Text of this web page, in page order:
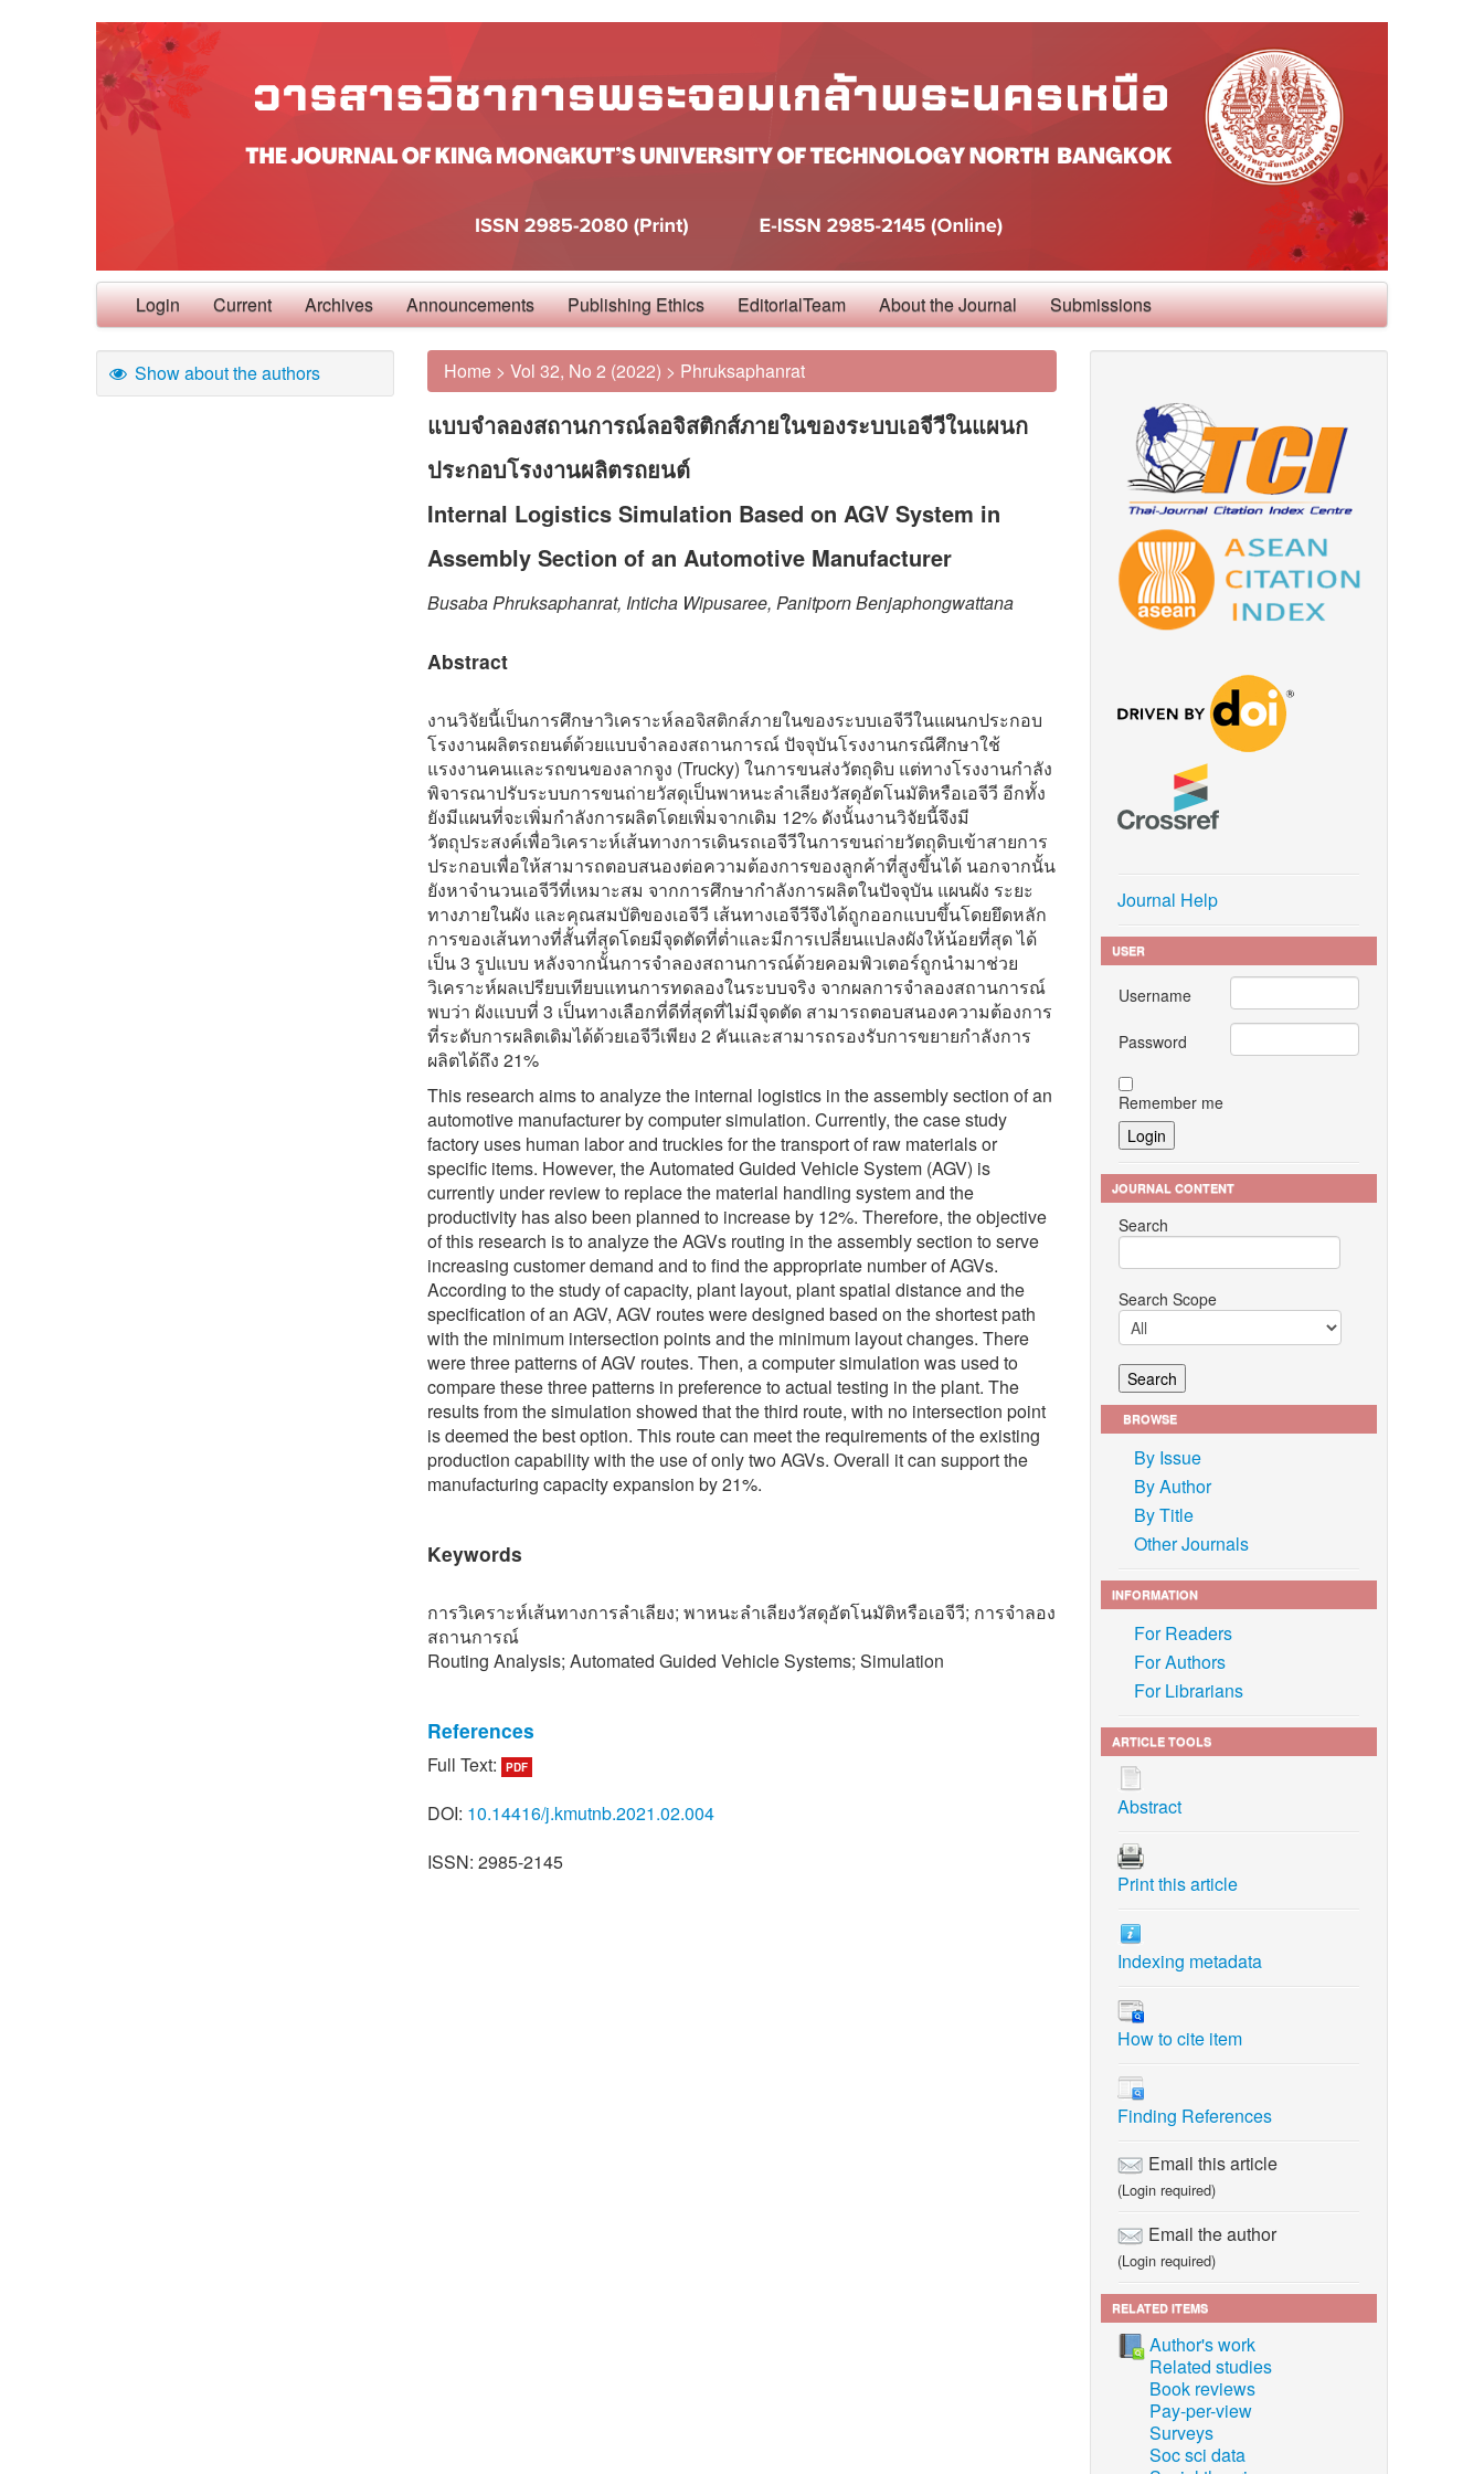
Login Current Archives Announcements Publishing Ethics EditorialTeam About the Journal Submissions
Show about the authors Home > Vol 32, No 2 (2022) > Phruksaphanrat
แบบจำลองสถานการณ์ลอจิสติกส์ภายในของระบบเอจีวีในแผนก
ประกอบโรงงานผลิตรถยนต์
Internal Logistics Simulation Based on AGV System in
Assembly Section of an Automotive Manufacturer
Busaba Phruksaphanrat, Inticha Wipusaree, Panitporn Benjaphongwattana
Abstract
งานวิจัยนี้เป็นการศึกษาวิเคราะห์ลอจิสติกส์ภายในของระบบเอจีวีในแผนกประกอบ
โรงงานผลิตรถยนต์ด้วยแบบจำลองสถานการณ์ ปัจจุบันโรงงานกรณีศึกษาใช้
แรงงานคนและรถขนของลากจูง (Trucky) ในการขนส่งวัตถุดิบ แต่ทางโรงงานกำลัง
พิจารณาปรับระบบการขนถ่ายวัสดุเป็นพาหนะลำเลียงวัสดุอัตโนมัติหรือเอจีวี อีกทั้ง
ยังมีแผนที่จะเพิ่มกำลังการผลิตโดยเพิ่มจากเดิม 12% ดังนั้นงานวิจัยนี้จึงมี
วัตถุประสงค์เพื่อวิเคราะห์เส้นทางการเดินรถเอจีวีในการขนถ่ายวัตถุดิบเข้าสายการ
ประกอบเพื่อให้สามารถตอบสนองต่อความต้องการของลูกค้าที่สูงขึ้นได้ นอกจากนั้น
ยังหาจำนวนเอจีวีที่เหมาะสม จากการศึกษากำลังการผลิตในปัจจุบัน แผนผัง ระยะ
ทางภายในผัง และคุณสมบัติของเอจีวี เส้นทางเอจีวีจึงได้ถูกออกแบบขึ้นโดยยึดหลัก
การของเส้นทางที่สั้นที่สุดโดยมีจุดตัดที่ต่ำและมีการเปลี่ยนแปลงผังให้น้อยที่สุด ได้
เป็น 3 รูปแบบ หลังจากนั้นการจำลองสถานการณ์ด้วยคอมพิวเตอร์ถูกนำมาช่วย
วิเคราะห์ผลเปรียบเทียบแทนการทดลองในระบบจริง จากผลการจำลองสถานการณ์
พบว่า ผังแบบที่ 3 เป็นทางเลือกที่ดีที่สุดที่ไม่มีจุดตัด สามารถตอบสนองความต้องการ
ที่ระดับการผลิตเดิมได้ด้วยเอจีวีเพียง 2 คันและสามารถรองรับการขยายกำลังการ
ผลิตได้ถึง 21%
This research aims to analyze the internal logistics in the assembly section of an
automotive manufacturer by computer simulation. Currently, the case study
factory uses human labor and truckies for the transport of raw materials or
specific items. However, the Automated Guided Vehicle System (AGV) is
currently under review to replace the material handling system and the
productivity has also been planned to increase by 12%. Therefore, the objective
of this research is to analyze the AGVs routing in the assembly section to serve
increasing customer demand and to find the appropriate number of AGVs.
According to the study of capacity, plant layout, plant spatial distance and the
specification of an AGV, AGV routes were designed based on the shortest path
with the minimum intersection points and the minimum layout changes. There
were three patterns of AGV routes. Then, a computer simulation was used to
compare these three patterns in preference to actual testing in the plant. The
results from the simulation showed that the third route, with no intersection point
is deemed the best option. This route can meet the requirements of the existing
production capability with the use of only two AGVs. Overall it can support the
manufacturing capacity expansion by 21%.
Keywords
การวิเคราะห์เส้นทางการลำเลียง; พาหนะลำเลียงวัสดุอัตโนมัติหรือเอจีวี; การจำลอง
สถานการณ์
Routing Analysis; Automated Guided Vehicle Systems; Simulation
References
[1] T. Ran, “Internal logistics as a part of supply chain case: Nokia-China,
Business Studies, 2009.
[2] L. F. Rocha, A. P. Moreira, and A. Azevedo, “Flexible internal logistics based
Full Text: PDF
DOI: 10.14416/j.kmutnb.2021.02.004
ISSN: 2985-2145
Journal Help
USER
Username
Password
Remember me
JOURNAL CONTENT
Search
Search Scope
BROWSE
By Issue
By Author
By Title
Other Journals
INFORMATION
For Readers
For Authors
For Librarians
ARTICLE TOOLS
Abstract
Print this article
Indexing metadata
How to cite item
Finding References
Email this article
(Login required)
Email the author
(Login required)
RELATED ITEMS
Author's work
Related studies
Book reviews
Pay-per-view
Surveys
Soc sci data